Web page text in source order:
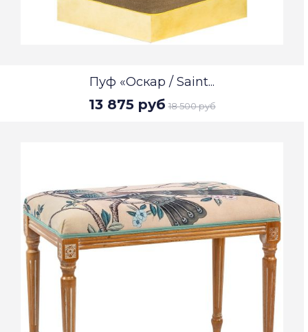
Пуф «Оскар / Saint...
13 875 руб 18 500 руб